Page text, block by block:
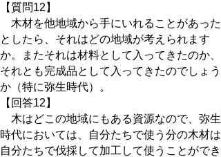
【質問12】
木材を他地域から手にいれることがあった
としたら、それはどの地域が考えられます
か。またそれは材料として入ってきたのか、
それとも完成品として入ってきたのでしょう
か（特に弥生時代）。
【回答12】
木はどこの地域にもある資源なので、弥生
時代においては、自分たちで使う分の木材は
自分たちで伐採して加工して使うことができ